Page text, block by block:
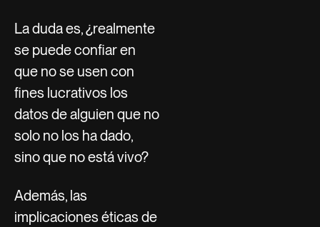
La duda es, ¿realmente
se puede confiar en
que no se usen con
fines lucrativos los
datos de alguien que no
solo no los ha dado,
sino que no está vivo?
Además, las
implicaciones éticas de